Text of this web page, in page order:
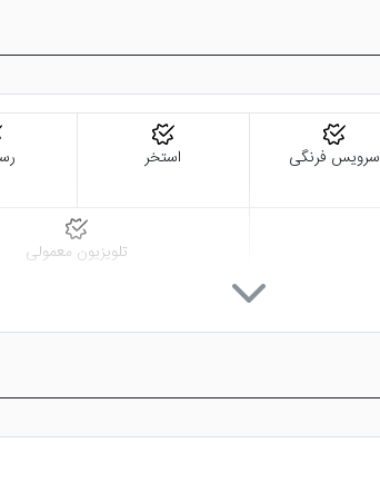
سرویس فرنگی استخر
تلویزیون معمولی